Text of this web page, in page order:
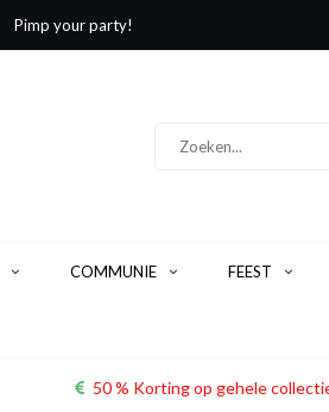
Pimp your party!
COMMUNIE FEEST
50 % Korting op gehele